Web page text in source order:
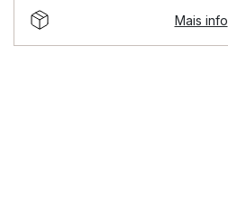
Mais info